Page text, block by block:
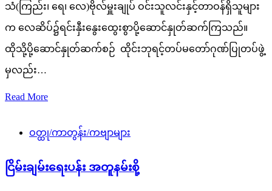
သံ(ကြည်း၊ ရေ၊ လေ)ဗိုလ်မှူးချုပ် ဝင်းသူလင်းနှင့်တာဝန်ရှိသူများ
က လေဆိပ်၌ရင်းနှီးနွေးထွေးစွာပို့ဆောင်နှုတ်ဆက်ကြသည်။
ထိုသို့ပို့ဆောင်နှုတ်ဆက်စဉ် ထိုင်းဘုရင့်တပ်မတော်ဂုဏ်ပြုတပ်ဖွဲ့
မှလည်း…
Read More
ဝတ္ထု/ကာတွန်း/ကဗျာများ
ငြိမ်းချမ်းရေးပန်း အတူနမ်းစို့